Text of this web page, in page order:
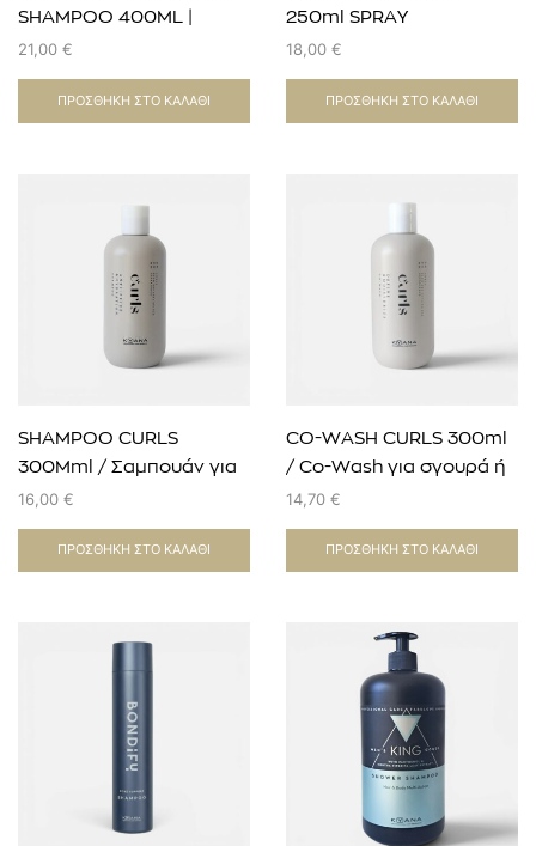
SHAMPOO 400ΜL |
EVOZEN
21,00 €
ΠΡΟΣΘΉΚΗ ΣΤΟ ΚΑΛΆΘΙ
250ml SPRAY
CARE,BLOW DRY &
18,00 €
ΠΡΟΣΘΉΚΗ ΣΤΟ ΚΑΛΆΘΙ
SHAMPOO CURLS
300Mml / Σαμπουάν για
σγουρά ή κυματιστά
16,00 €
ΠΡΟΣΘΉΚΗ ΣΤΟ ΚΑΛΆΘΙ
CO-WASH CURLS 300ml
/ Co-Wash για σγουρά ή
κυματιστά μαλλιά
14,70 €
ΠΡΟΣΘΉΚΗ ΣΤΟ ΚΑΛΆΘΙ